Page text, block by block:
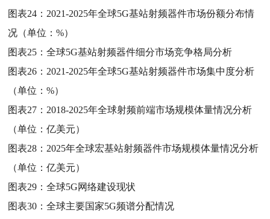
图表24： 2021-2025年全球5G基站射频器件市场份额分布情
况（单位：%）
图表25：全球5G基站射频器件细分市场竞争格局分析
图表26： 2021-2025年全球5G基站射频器件市场集中度分析
（单位：%）
图表27： 2018-2025年全球射频前端市场规模体量情况分析
（单位：亿美元）
图表28： 2025年全球宏基站射频器件市场规模体量情况分析
（单位：亿美元）
图表29：全球5G网络建设现状
图表30：全球主要国家5G频谱分配情况